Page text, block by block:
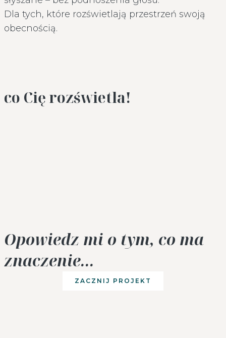
Dla tych, które rozświetlają przestrzeń swoją
obecnością.
co Cię rozświetla!
Opowiedz mi o tym, co ma
znaczenie...
ZACZNIJ PROJEKT